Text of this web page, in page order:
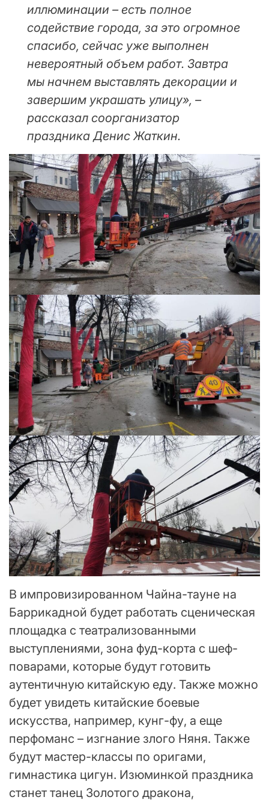
иллюминации – есть полное
содействие города, за это огромное
спасибо, сейчас уже выполнен
невероятный объем работ. Завтра
мы начнем выставлять декорации и
завершим украшать улицу», –
рассказал соорганизатор
праздника Денис Жаткин.
В импровизированном Чайна-тауне на
Баррикадной будет работать сценическая
площадка с театрализованными
выступлениями, зона фуд-корта с шеф-
поварами, которые будут готовить
аутентичную китайскую еду. Также можно
будет увидеть китайские боевые
искусства, например, кунг-фу, а еще
перфоманс – изгнание злого Няня. Также
будут мастер-классы по оригами,
гимнастика цигун. Изюминкой праздника
станет танец Золотого дракона,